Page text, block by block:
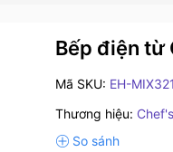
Bếp điện từ
Mã SKU: EH-MIX321
Thương hiệu: Chef's